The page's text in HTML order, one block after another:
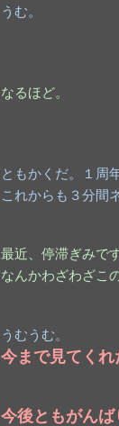
うむ。
なるほど。
ともかくだ。１周
これからも３分間
最近、停滞ぎみで
なんかわざわざこ
うむうむ。
今まで見てく
今後ともがん